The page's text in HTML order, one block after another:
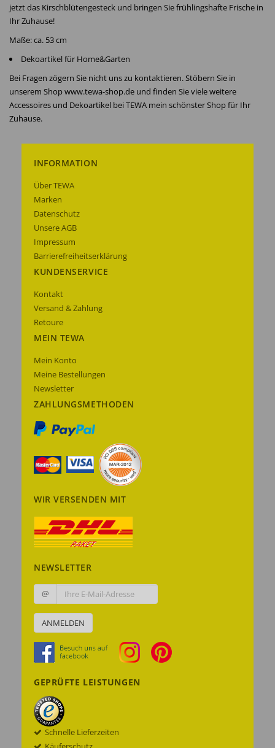
jetzt das Kirschblütengesteck und bringen Sie frühlingshafte Frische in
Ihr Zuhause!
Maße: ca. 53 cm
Dekoartikel für Home&Garten
Bei Fragen zögern Sie nicht uns zu kontaktieren. Stöbern Sie in
unserem Shop www.tewa-shop.de und finden Sie viele weitere
Accessoires und Dekoartikel bei TEWA mein schönster Shop für Ihr
Zuhause.
INFORMATION
Über TEWA
Marken
Datenschutz
Unsere AGB
Impressum
Barrierefreiheitserklärung
KUNDENSERVICE
Kontakt
Versand & Zahlung
Retoure
MEIN TEWA
Mein Konto
Meine Bestellungen
Newsletter
ZAHLUNGSMETHODEN
WIR VERSENDEN MIT
NEWSLETTER
@
ANMELDEN
GEPRÜFTE LEISTUNGEN
Schnelle Lieferzeiten